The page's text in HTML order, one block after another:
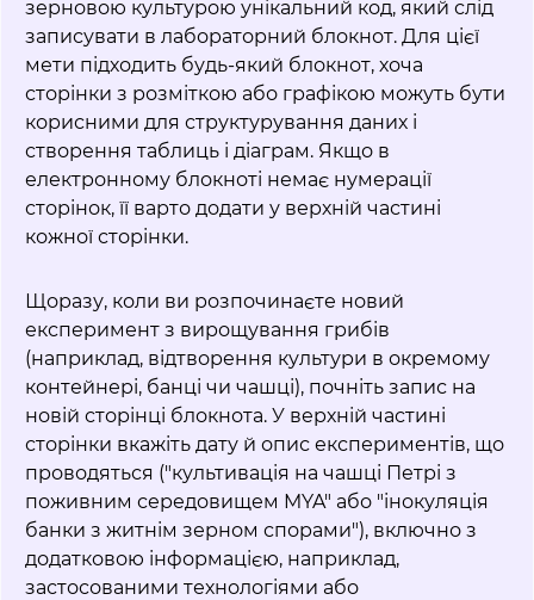
зерновою культурою унікальний код, який слід
записувати в лабораторний блокнот. Для цієї
мети підходить будь-який блокнот, хоча
сторінки з розміткою або графікою можуть бути
корисними для структурування даних і
створення таблиць і діаграм. Якщо в
електронному блокноті немає нумерації
сторінок, її варто додати у верхній частині
кожної сторінки.
Щоразу, коли ви розпочинаєте новий
експеримент з вирощування грибів
(наприклад, відтворення культури в окремому
контейнері, банці чи чашці), почніть запис на
новій сторінці блокнота. У верхній частині
сторінки вкажіть дату й опис експериментів, що
проводяться ("культивація на чашці Петрі з
поживним середовищем MYA" або "інокуляція
банки з житнім зерном спорами"), включно з
додатковою інформацією, наприклад,
застосованими технологіями або